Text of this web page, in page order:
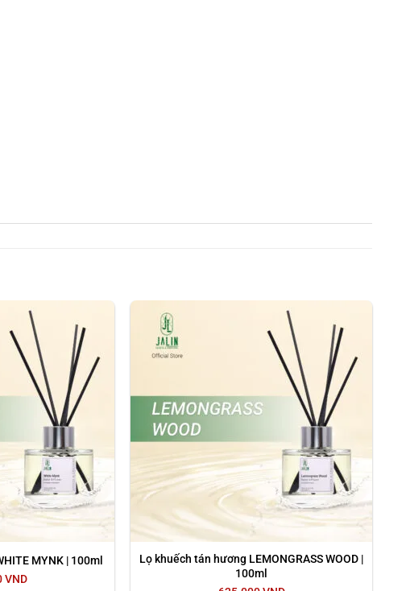
ai yêu thích tông trái cây thanh mát, nhẹ nhàng nhưng vẫn
không gian sống, như phòng khách, phòng ngủ, văn phòng,
mùi ẩm mốc…
MYNK | 100ml
VND
Lọ khuếch tán hương LEMONGRASS WOOD |
100ml